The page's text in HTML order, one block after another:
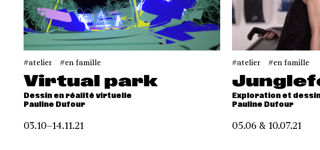
atelier en famille
Virtual park
Dessin en réalité virtuelle
Pauline Dufour
03.10–14.11.21
atelier en famille
Exploration et
Pauline Dufour
05.06 & 10.07.21